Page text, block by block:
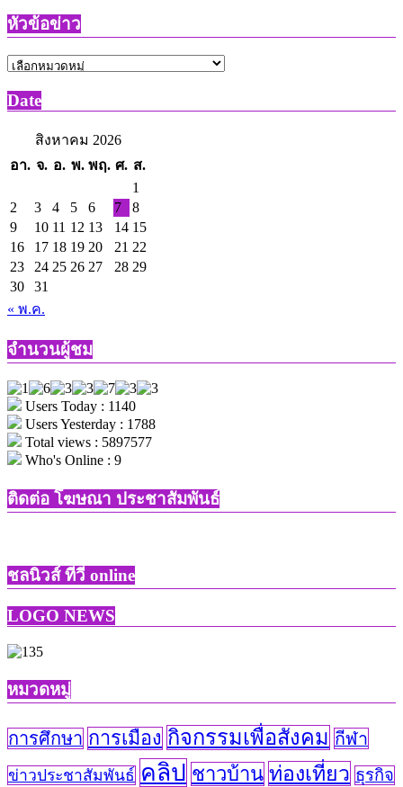
โอกาส
หัวข้อข่าว
หัวข้อ
ข่าว
Date
สิงหาคม 2026
อา. จ. อ. พ. พฤ. ศ. ส.
1
2
3 4 5 6 7
8
9
10 11 12 13 14 15
16
17 18 19 20 21 22
23
24 25 26 27 28 29
30
31
« พ.ค.
จำนวนผู้ชม
Users Today : 1140
Users Yesterday : 1788
Total views : 5897577
Who's Online : 9
ติดต่อ​ โฆษณา​ ประชาสัมพันธ์
ชลนิวส์ ทีวี online
LOGO NEWS
หมวดหมู่
การศึกษา การเมือง กิจกรรมเพื่อสังคม กีฬา
ข่าวประชาสัมพันธ์ คลิป ชาวบ้าน ท่องเที่ยว ธุรกิจ